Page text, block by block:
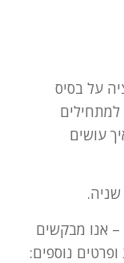
על בסיס
בימי שלישי בין 19:30 ל21:30. למתחילים
עושים
– אנו מבקשים
נוספים: